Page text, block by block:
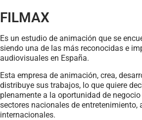
FILMAX
Es un estudio de animación que se
siendo una de las más reconocidas e
audiovisuales en España.
Esta empresa de animación, crea,
distribuye sus trabajos, lo que quiere
plenamente a la oportunidad de
sectores nacionales de entretenimiento,
internacionales.